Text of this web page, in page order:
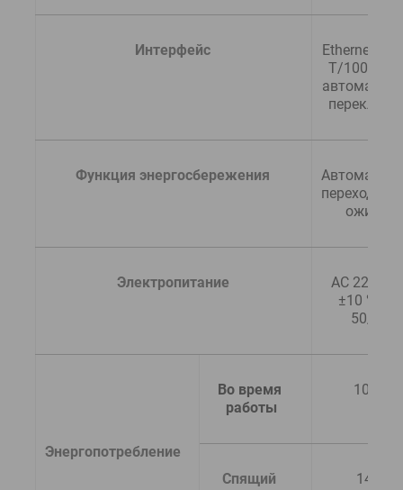
Интерфейс
Ethernet
T/
Функция энергосбережения
переход в
Электропитание
AC 220 -
±10 %,
50/60
Энергопотребление
Во время
работы
1070
Спящий
14,5 Вт